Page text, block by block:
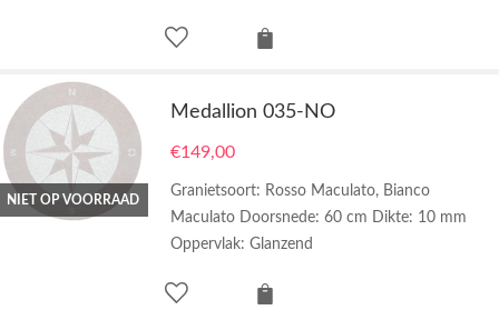
NIET OP VOORRAAD
Medallion 035-NO
€149,00
Granietsoort: Rosso Maculato, Bianco
Maculato Doorsnede: 60 cm Dikte: 10 mm
Oppervlak: Glanzend